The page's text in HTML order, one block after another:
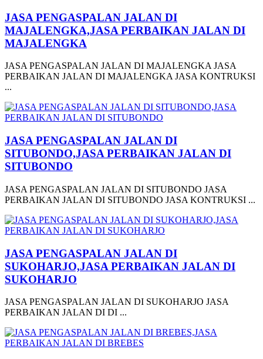
JASA PENGASPALAN JALAN DI
MAJALENGKA,JASA PERBAIKAN JALAN DI
MAJALENGKA
JASA PENGASPALAN JALAN DI MAJALENGKA JASA
PERBAIKAN JALAN DI MAJALENGKA JASA KONTRUKSI
...
JASA PENGASPALAN JALAN DI
SITUBONDO,JASA PERBAIKAN JALAN DI
SITUBONDO
JASA PENGASPALAN JALAN DI SITUBONDO JASA
PERBAIKAN JALAN DI SITUBONDO JASA KONTRUKSI ...
JASA PENGASPALAN JALAN DI
SUKOHARJO,JASA PERBAIKAN JALAN DI
SUKOHARJO
JASA PENGASPALAN JALAN DI SUKOHARJO JASA
PERBAIKAN JALAN DI DI ...